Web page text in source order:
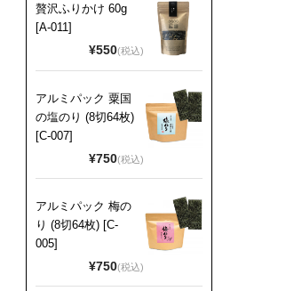
贅沢ふりかけ 60g
[A-011]
¥550(税込)
アルミパック 粟国
の塩のり (8切64枚)
[C-007]
¥750(税込)
アルミパック 梅の
り (8切64枚) [C-
005]
¥750(税込)